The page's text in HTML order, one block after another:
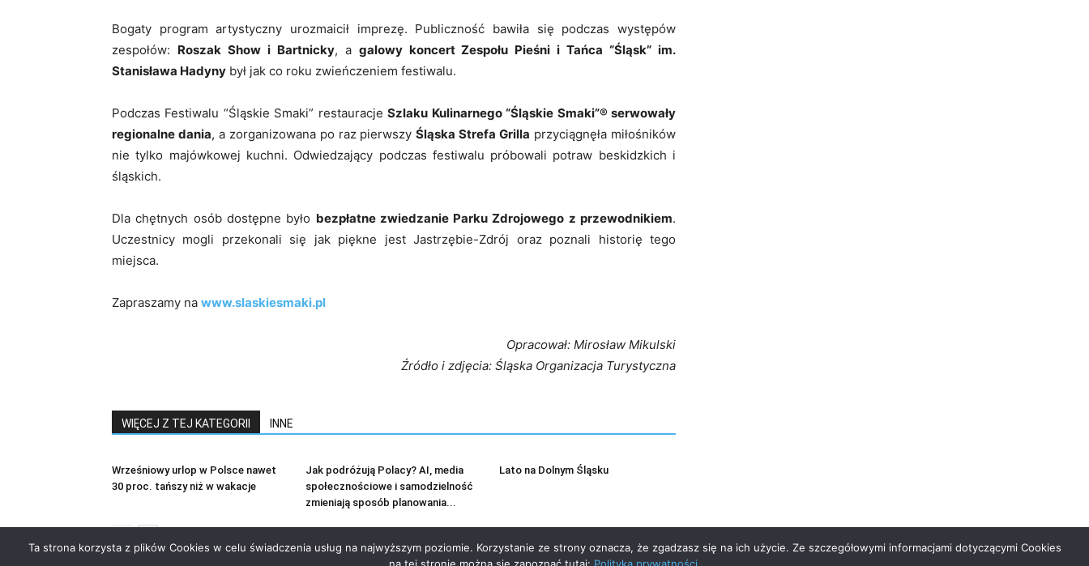
Bogaty program artystyczny urozmaicił imprezę. Publiczność bawiła się podczas występów
zespołów: Roszak Show i Bartnicky, a galowy koncert Zespołu Pieśni i Tańca “Śląsk” im.
Stanisława Hadyny był jak co roku zwieńczeniem festiwalu.
Podczas Festiwalu “Śląskie Smaki” restauracjeSzlaku Kulinarnego “Śląskie Smaki”® serwowały
regionalne dania, a zorganizowana po raz pierwszyŚląska Strefa Grilla przyciągnęła miłośników
nie tylko majówkowej kuchni. Odwiedzający podczas festiwalu próbowali potraw beskidzkich i
śląskich.
Dla chętnych osób dostępne było bezpłatne zwiedzanie Parku Zdrojowego z przewodnikiem.
Uczestnicy mogli przekonali się jak piękne jest Jastrzębie-Zdrój oraz poznali historię tego
miejsca.
Zapraszamy na www.slaskiesmaki.pl
Opracował: Mirosław Mikulski
Źródło i zdjęcia: Śląska Organizacja Turystyczna
WIĘCEJ Z TEJ KATEGORII INNE
Wrześniowy urlop w Polsce nawet
30 proc. tańszy niż w wakacje
Jak podróżują Polacy? AI, media
społecznościowe i samodzielność
zmieniają sposób planowania...
Lato na Dolnym Śląsku
Ta strona korzysta z plików Cookies w celu świadczenia usług na najwyższym poziomie. Korzystanie ze strony oznacza, że zgadzasz się na ich użycie. Ze szczegółowymi informacjami dotyczącymi Cookies